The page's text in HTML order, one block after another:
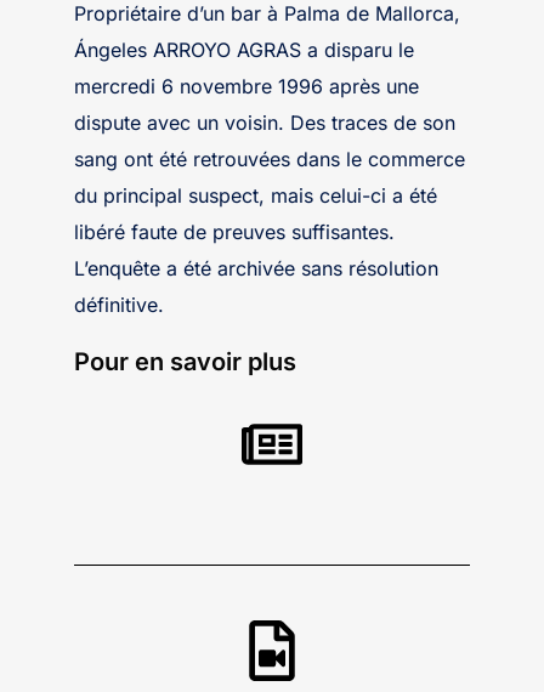
Propriétaire d’un bar à Palma de Mallorca,
Ángeles ARROYO AGRAS a disparu le
mercredi 6 novembre 1996 après une
dispute avec un voisin. Des traces de son
sang ont été retrouvées dans le commerce
du principal suspect, mais celui-ci a été
libéré faute de preuves suffisantes.
L’enquête a été archivée sans résolution
définitive.
Pour en savoir plus